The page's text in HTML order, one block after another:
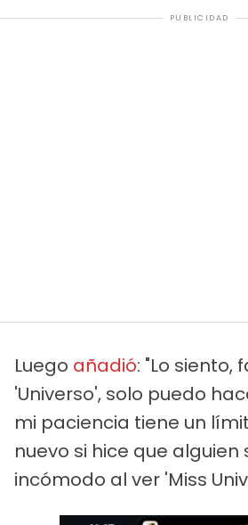
PUBLICIDAD
Luego añadió: "Lo siento,
'Universo', solo puedo
mi paciencia tiene un
nuevo si hice que alguien
incómodo al ver 'Miss